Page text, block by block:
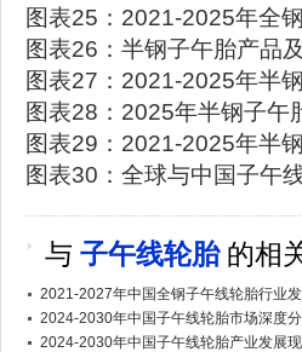
图表25：2021-2025年全
图表26：半钢子午胎产品
图表27：2021-2025年半
图表28：2025年半钢子午
图表29：2021-2025年半
图表30：全球与中国子午
与 子午线轮胎的相
2021-2027年中国全钢子午线轮胎行业
2024-2030年中国子午线轮胎市场深度
2024-2030年中国子午线轮胎产业发展